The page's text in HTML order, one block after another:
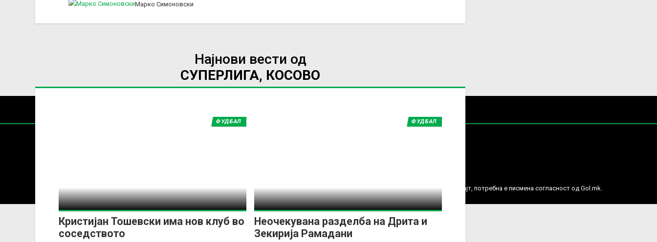
Марко Симоновски
Најнови вести од
СУПЕРЛИГА, КОСОВО
Кристијан Тошевски има нов клуб во
соседството
ФУДБАЛ
Неочекувана разделба на Дрита и
Зекирија Рамадани
ФУДБАЛ
За секоја форма на распространување, репродукција или комерцијална употреба на текстови, фотографии или податоци од овој веб сајт, потребна е писмена согласност од Gol.mk.